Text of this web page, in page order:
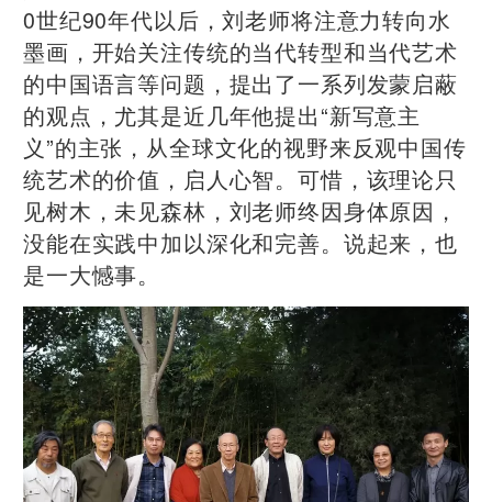
0世纪90年代以后，刘老师将注意力转向水
墨画，开始关注传统的当代转型和当代艺术
的中国语言等问题，提出了一系列发蒙启蔽
的观点，尤其是近几年他提出“新写意主
义”的主张，从全球文化的视野来反观中国传
统艺术的价值，启人心智。可惜，该理论只
见树木，未见森林，刘老师终因身体原因，
没能在实践中加以深化和完善。说起来，也
是一大憾事。